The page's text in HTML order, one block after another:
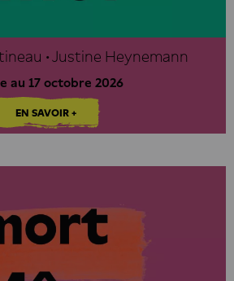
• Justine Heynemann
au 17 octobre 2026
EN SAVOIR +